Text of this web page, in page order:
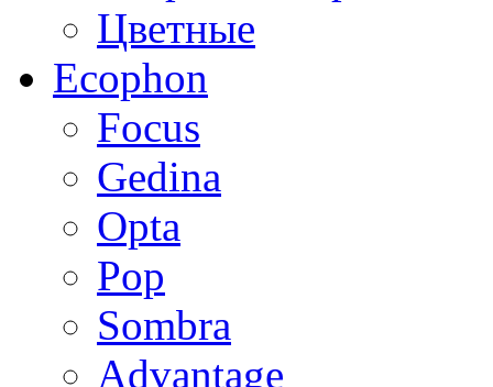
Цветные
Ecophon
Focus
Gedina
Opta
Pop
Sombra
Advantage